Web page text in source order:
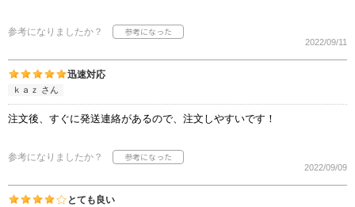
参考になりましたか？
2022/09/11
迅速対応
ｋａｚ さん
注文後、すぐに発送連絡があるので、注文しやすいです！
参考になりましたか？
2022/09/09
とても良い